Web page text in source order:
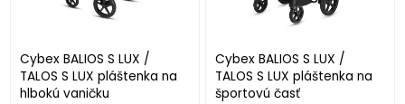
Cybex BALIOS S LUX /
TALOS S LUX pláštenka na
hlbokú vaničku
Cybex BALIOS S LUX /
TALOS S LUX pláštenka na
športovú časť